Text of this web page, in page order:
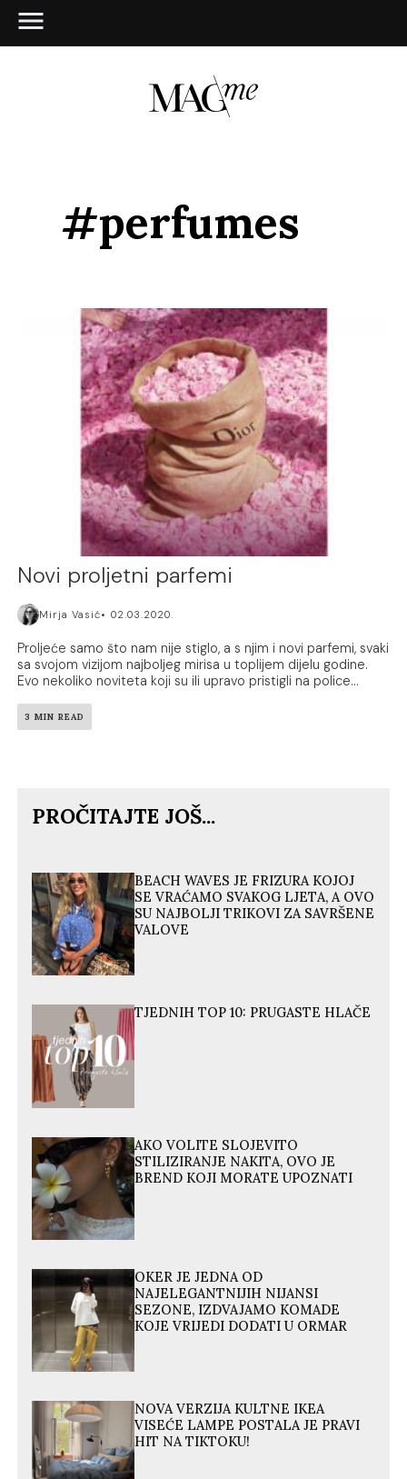
#perfumes
Novi proljetni parfemi
Mirja Vasić 02.03.2020.
Proljeće samo što nam nije stiglo, a s njim i novi parfemi, svaki
sa svojom vizijom najboljeg mirisa u toplijem dijelu godine.
Evo nekoliko noviteta koji su ili upravo pristigli na police...
3 MIN READ
PROČITAJTE JOŠ...
BEACH WAVES JE FRIZURA KOJOJ
SE VRAĆAMO SVAKOG LJETA, A OVO
SU NAJBOLJI TRIKOVI ZA SAVRŠENE
VALOVE
TJEDNIH TOP 10: PRUGASTE HLAČE
AKO VOLITE SLOJEVITO
STILIZIRANJE NAKITA, OVO JE
BREND KOJI MORATE UPOZNATI
OKER JE JEDNA OD
NAJELEGANTNIJIH NIJANSI
SEZONE, IZDVAJAMO KOMADE
KOJE VRIJEDI DODATI U ORMAR
NOVA VERZIJA KULTNE IKEA
VISEĆE LAMPE POSTALA JE PRAVI
HIT NA TIKTOKU!